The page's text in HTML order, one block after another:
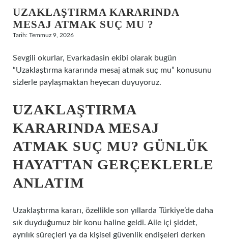
Hakkımızda
UZAKLAŞTIRMA KARARINDA
MESAJ ATMAK SUÇ MU ?
Tarih: Temmuz 9, 2026
Sevgili okurlar, Evarkadasin ekibi olarak bugün
“Uzaklaştırma kararında mesaj atmak suç mu” konusunu
sizlerle paylaşmaktan heyecan duyuyoruz.
UZAKLAŞTIRMA
KARARINDA MESAJ
ATMAK SUÇ MU? GÜNLÜK
HAYATTAN GERÇEKLERLE
ANLATIM
Uzaklaştırma kararı, özellikle son yıllarda Türkiye’de daha
sık duyduğumuz bir konu haline geldi. Aile içi şiddet,
ayrılık süreçleri ya da kişisel güvenlik endişeleri derken